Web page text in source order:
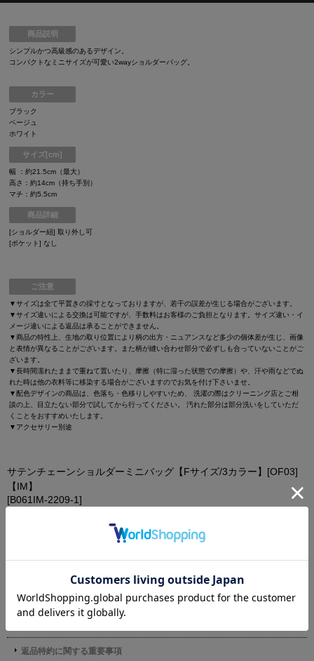
商品説明
シンプルかつ高級感のあるデザイン。
コンパクトなミニサイズが可愛い2wayショルダーバッグ。
カラー
ブラック
ベージュ
ホワイト
サイズ[cm]
幅 ：約21.5cm（最大）
高さ：約14cm（持ち手別）
マチ：約5.5cm
商品詳細
[ショルダー紐] 取り外し可
[ポケット] なし
ご注意
▼サイズは全て平置きの採寸となっておりますが、若干の誤差が生じる場合がございます。
▼サイズ違いによる交換は可能ですが、手数料はお客様のご負担となります。サイズ違い・イ
メージ違いによる返品は承ることができません。
▼商品の特性上、生地の取り位置により柄の出方・ニュアンスなど多少の個体差が生じ、画像
と表情が異なることがございます。また柄が縫い合わせ部分で必ずしも合っていないことがご
ざいます。
▼長時間濡れたままで重ねて置いたり、摩擦（特に湿った状態での摩擦）や、汗や雨などでぬ
れた時は他の衣料等に移染する場合がございますのでお気を付け下さいませ。
▼配色デザインの商品は、色落ち・色移りしやすいため、 洗濯の際はクリーニング店とご相
談の上、目立たない部分で試してから行ってください。 汚れた部分は部分洗いをしていただ
くことをおすすめいたします。
▼アクセサリー別途